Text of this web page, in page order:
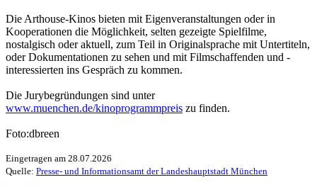
Die Arthouse-Kinos bieten mit Eigenveranstaltungen oder in
Kooperationen die Möglichkeit, selten gezeigte Spielfilme,
nostalgisch oder aktuell, zum Teil in Originalsprache mit Untertiteln,
oder Dokumentationen zu sehen und mit Filmschaffenden und -
interessierten ins Gespräch zu kommen.
Die Jurybegründungen sind unter
www.muenchen.de/kinoprogrammpreis zu finden.
Foto:dbreen
Eingetragen am 28.07.2026
Quelle: Presse- und Informationsamt der Landeshauptstadt München